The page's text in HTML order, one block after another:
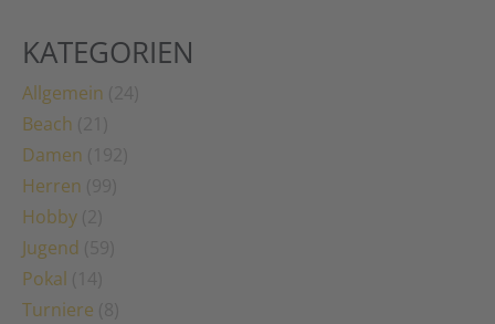
KATEGORIEN
Allgemein
Beach
Damen
Herren
Hobby
Jugend
Pokal
Turniere